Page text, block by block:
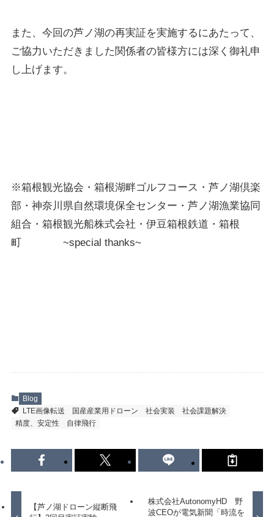
プレスリリース
導入実績
出展情報
実証実験
Autonomy Inc.
株式会社Autonomy
また、今回の芦ノ湖の再実証を実施するにあたって、
ご協力いただきました関係者の皆様方には深く御礼申
し上げます。
※箱根観光協会・箱根湖畔ゴルフコース・芦ノ湖倶楽
部・神奈川県自然環境保全センター・芦ノ湖漁業協同
組合・箱根観光船株式会社・伊豆箱根鉄道・箱根
町 ~special thanks~
Blog
LTE画像転送
国産産業用ドローン 社会実装
社会課題解決
精度、安定性
自律飛行
【芦ノ湖ドローン縦断飛
株式会社AutonomyHD 野
波CEOが電気新聞「時流を